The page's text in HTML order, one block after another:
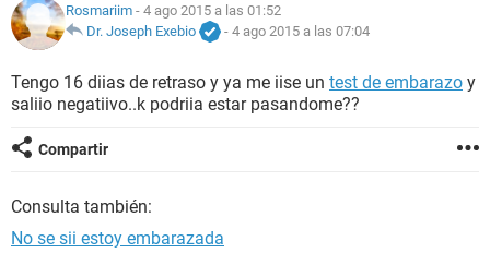
NUTRICIÓN
BIENESTAR
SEXUALIDAD
GLOSARIO
Rosmariim - 4 ago 2015 a las 01:52
Dr. Joseph Exebio
- 4 ago 2015 a las 07:04
Tengo 16 diias de retraso y ya me iise un test de embarazo y
saliio negatiivo..k podriia estar pasandome??
Compartir
Consulta también:
No se sii estoy embarazada